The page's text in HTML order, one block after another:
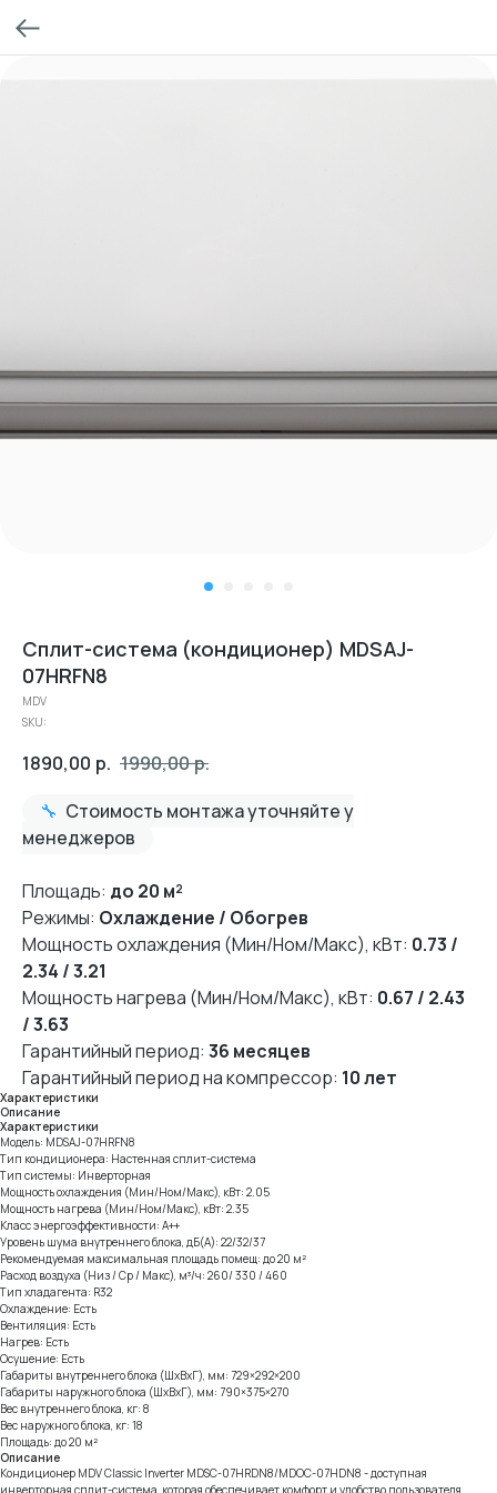
Сплит-система (кондиционер) MDSAJ-
07HRFN8
MDV
SKU:
1890,00 р. 1990,00р.
🔧 Стоимость монтажа уточняйте у
менеджеров
Площадь: до 20 м²
Режимы: Охлаждение / Обогрев
Мощность охлаждения (Мин/Ном/Макс), кВт: 0.73 /
2.34 / 3.21
Мощность нагрева (Мин/Ном/Макс), кВт: 0.67 / 2.43
/ 3.63
Гарантийный период: 36 месяцев
Гарантийный период на компрессор: 10 лет
Характеристики
Описание
Характеристики
Модель: MDSAJ-07HRFN8
Тип кондиционера: Настенная cплит-система
Тип системы: Инверторная
Мощность охлаждения (Мин/Ном/Макс), кВт: 2.05
Мощность нагрева (Мин/Ном/Макс), кВт: 2.35
Класс энергоэффективности: A++
Уровень шума внутреннего блока, дБ(А): 22/32/37
Рекомендуемая максимальная площадь помещ: до 20 м²
Расход воздуха (Низ / Ср / Макс), м³/ч: 260/ 330 / 460
Тип хладагента: R32
Охлаждение: Есть
Вентиляция: Есть
Нагрев: Есть
Осушение: Есть
Габариты внутреннего блока (ШхВхГ), мм: 729×292×200
Габариты наружного блока (ШхВхГ), мм: 790×375×270
Вес внутреннего блока, кг: 8
Вес наружного блока, кг: 18
Площадь: до 20 м²
Описание
Кондиционер MDV Classic Inverter MDSC-07HRDN8/MDOC-07HDN8 - доступная
инверторная сплит-система, которая обеспечивает комфорт и удобство пользователя.